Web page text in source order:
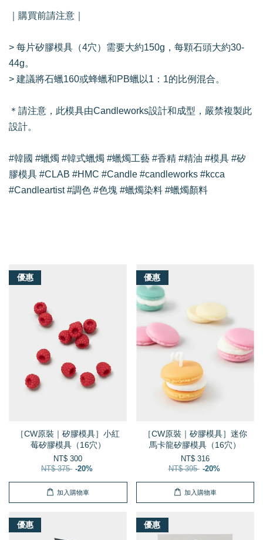
｜購買前請注意｜
> 每片矽膠模具（4穴）需要大約150g，每顆石頭大約30-
44g。
> 建議將石蠟160或蜂蠟和PB蠟以1：1的比例混合。
＊請注意，此模具由Candleworks設計和成型，嚴禁複製此
設計。
#韓國 #蠟燭 #韓式蠟燭 #蠟燭工藝 #香精 #精油 #模具 #矽
膠模具 #CLAB #HMC #Candle #candleworks #kcca
#Candleartist #調色 #色塊 #蠟燭染料 #蠟燭顏料
優惠
［CW原裝｜矽膠模具］小紅
莓矽膠模具（16穴）
NT$ 300
NT$ 375 -20%
加入購物車
優惠
［CW原裝｜矽膠模具］迷你
馬卡龍矽膠模具（16穴）
NT$ 316
NT$ 395 -20%
加入購物車
優惠 優惠